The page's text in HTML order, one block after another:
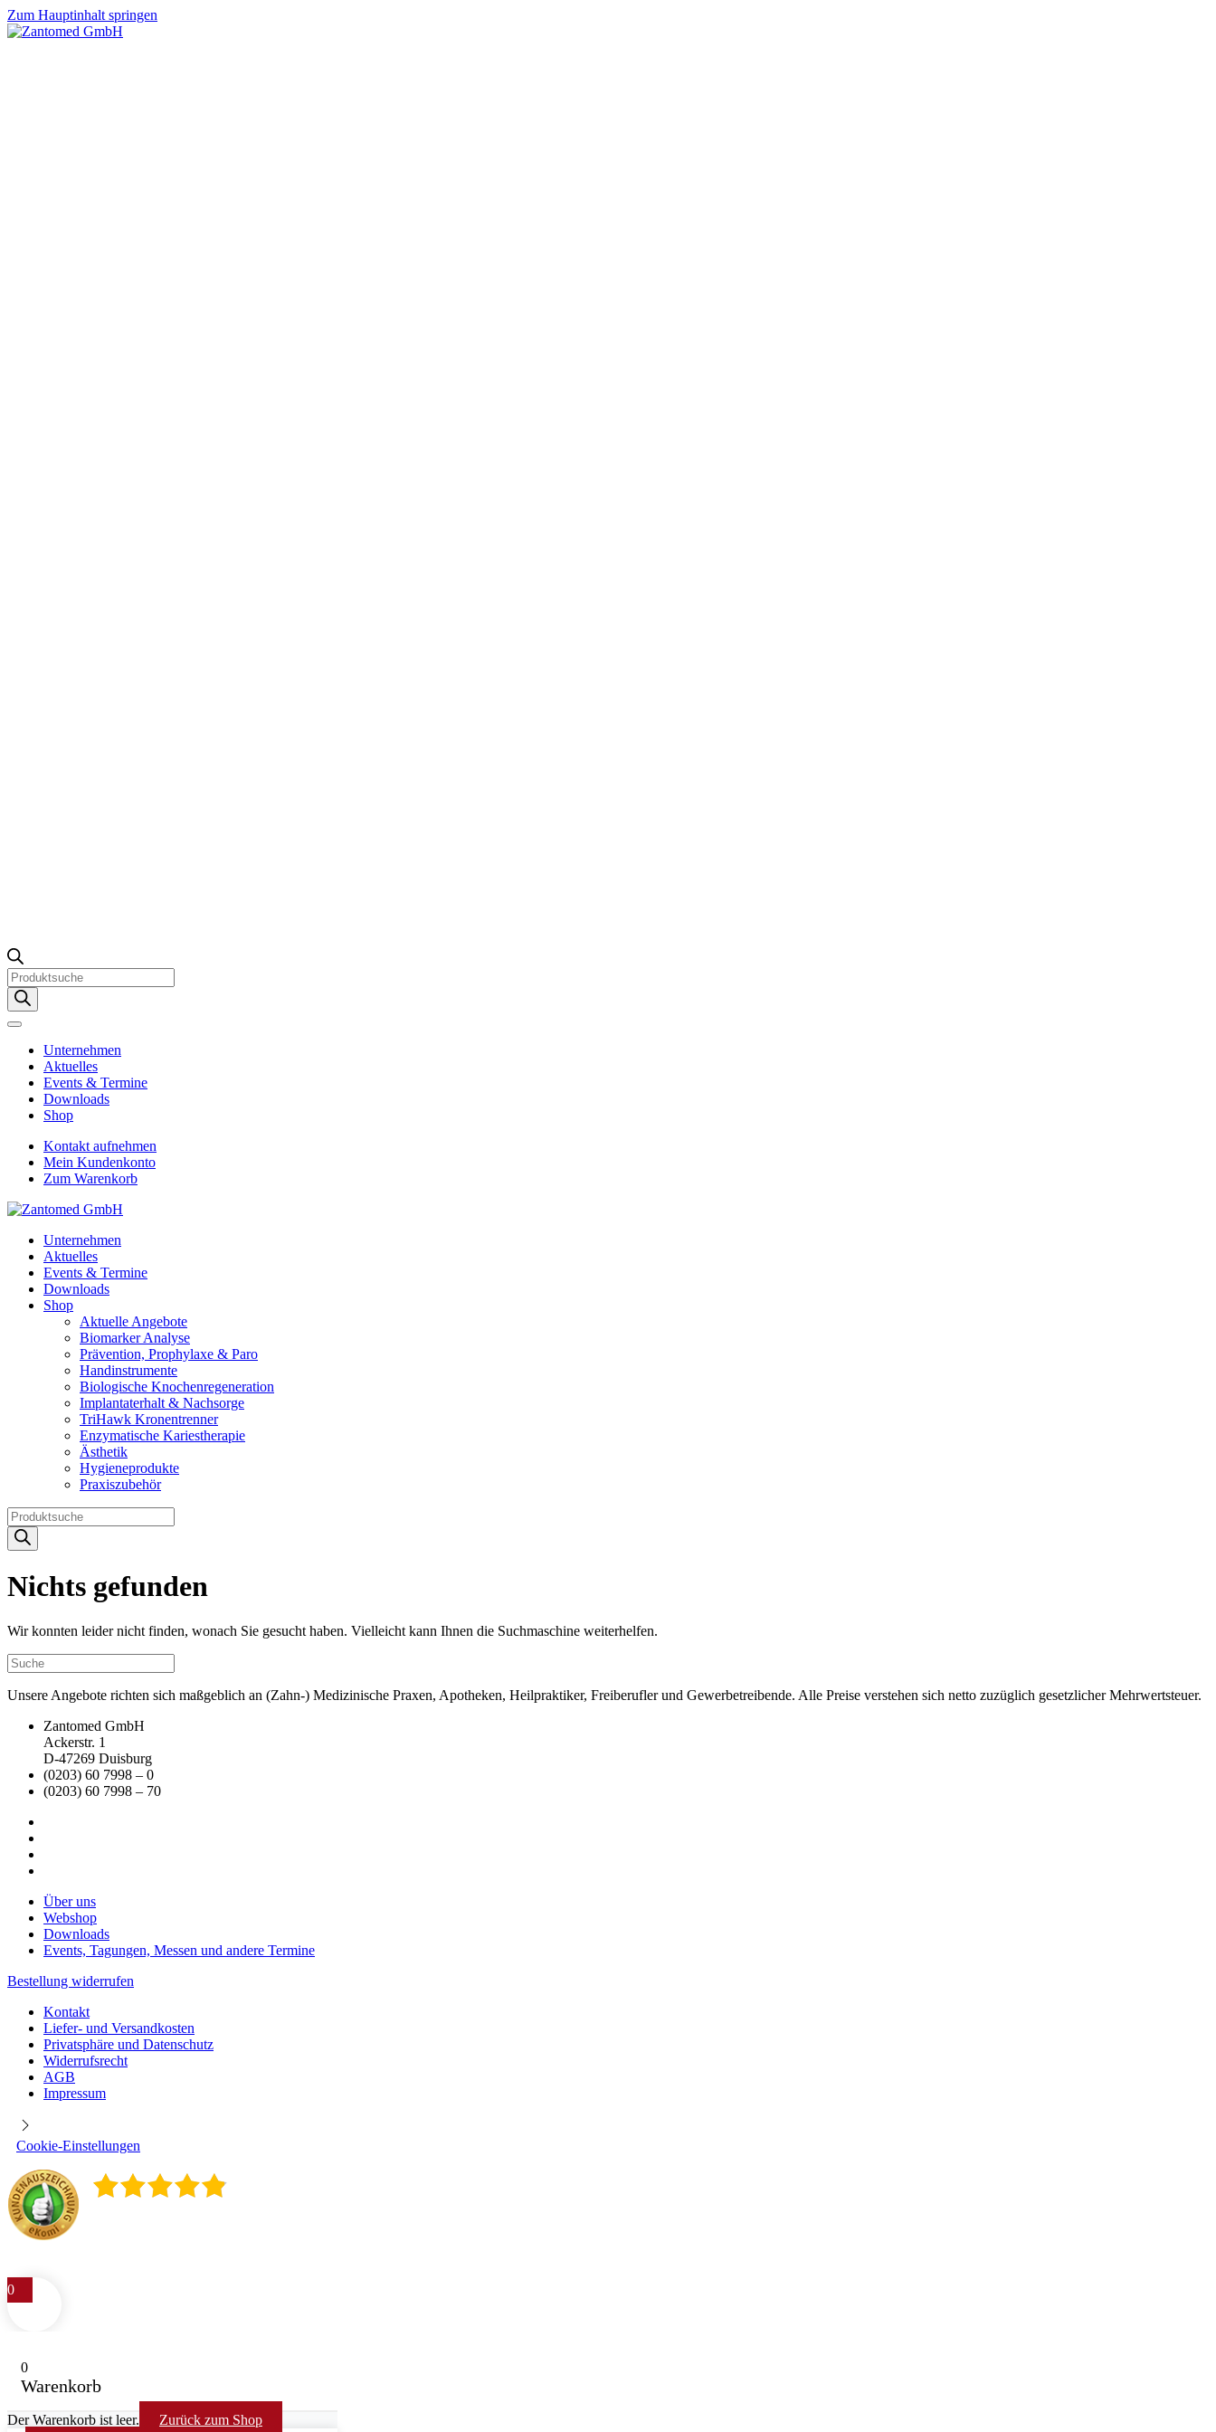
Zum Hauptinhalt springen
Products
search
Unternehmen
Aktuelles
Events & Termine
Downloads
Shop
Kontakt aufnehmen
Mein Kundenkonto
Zum Warenkorb
Unternehmen
Aktuelles
Events & Termine
Downloads
Shop
Aktuelle Angebote
Biomarker Analyse
Prävention, Prophylaxe & Paro
Handinstrumente
Biologische Knochenregeneration
Implantaterhalt & Nachsorge
TriHawk Kronentrenner
Enzymatische Kariestherapie
Ästhetik
Hygieneprodukte
Praxiszubehör
Products
search
Nichts gefunden
Wir konnten leider nicht finden, wonach Sie gesucht haben. Vielleicht kann Ihnen die Suchmaschine weiterhelfen.
Unsere Angebote richten sich maßgeblich an (Zahn-) Medizinische Praxen, Apotheken, Heilpraktiker, Freiberufler und Gewerbetreibende. Alle Preise verstehen sich netto zuzüglich gesetzlicher Mehrwertsteuer.
Zantomed GmbH
Ackerstr. 1
D-47269 Duisburg
(0203) 60 7998 – 0
(0203) 60 7998 – 70
Über uns
Webshop
Downloads
Events, Tagungen, Messen und andere Termine
Bestellung widerrufen
Kontakt
Liefer- und Versandkosten
Privatsphäre und Datenschutz
Widerrufsrecht
AGB
Impressum
Cookie-Einstellungen
0
0
Warenkorb
Der Warenkorb ist leer. Zurück zum Shop